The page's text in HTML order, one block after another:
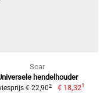
Scar
hendelhouder
€ 22,902 € 18,321